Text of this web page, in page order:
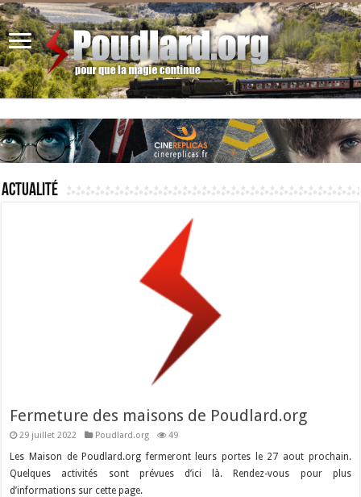
Actualité
Fermeture des maisons de Poudlard.org
29 juillet 2022 Poudlard.org 49
Les Maison de Poudlard.org fermeront leurs portes le 27 aout prochain.
Quelques activités sont prévues d’ici là. Rendez-vous pour plus
d’informations sur cette page.